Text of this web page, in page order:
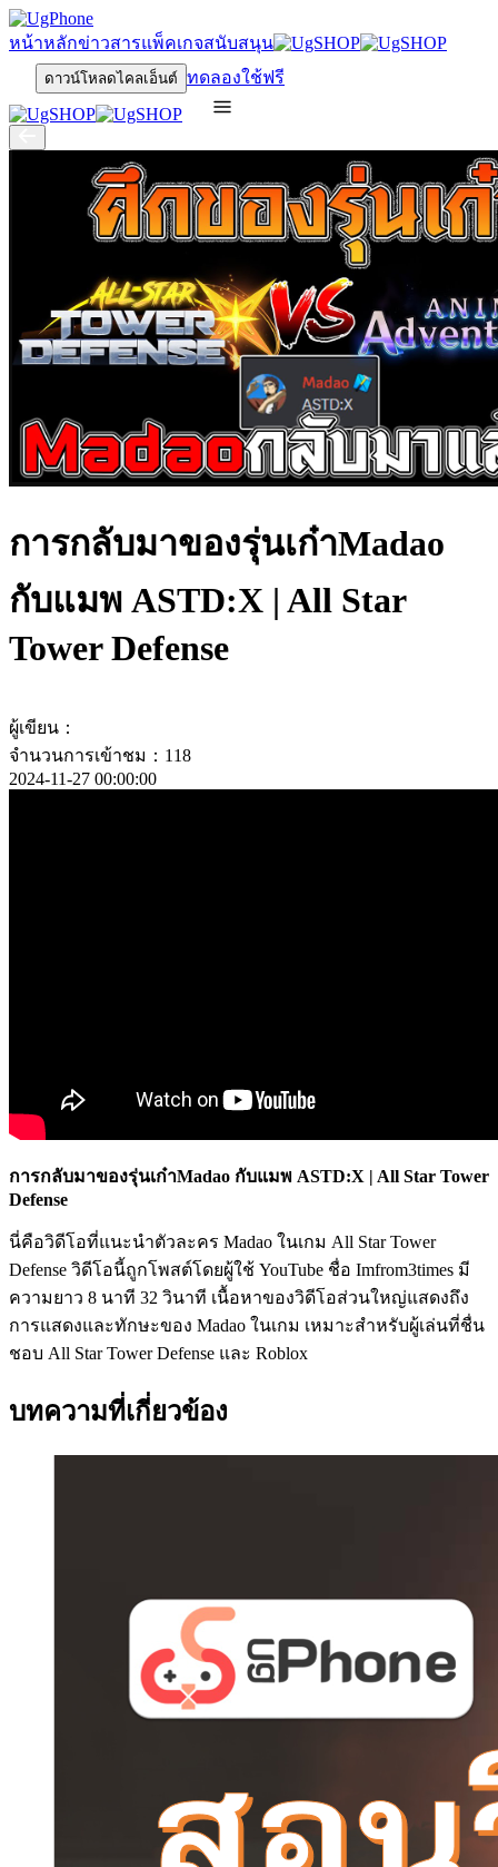
หน้าหลักข่าวสารแพ็คเกจสนับสนุน
ดาวน์โหลดไคลเอ็นต์ ทดลองใช้ฟรี
การกลับมาของรุ่นเก๋าMadao
กับแมพ ASTD:X | All Star
Tower Defense
ผู้เขียน：
จำนวนการเข้าชม：118
2024-11-27 00:00:00
การกลับมาของรุ่นเก๋าMadao กับแมพ ASTD:X | All Star Tower
Defense
นี่คือวิดีโอที่แนะนำตัวละคร Madao ในเกม All Star Tower
Defense วิดีโอนี้ถูกโพสต์โดยผู้ใช้ YouTube ชื่อ Imfrom3times มี
ความยาว 8 นาที 32 วินาที เนื้อหาของวิดีโอส่วนใหญ่แสดงถึง
การแสดงและทักษะของ Madao ในเกม เหมาะสำหรับผู้เล่นที่ชื่น
ชอบ All Star Tower Defense และ Roblox
บทความที่เกี่ยวข้อง